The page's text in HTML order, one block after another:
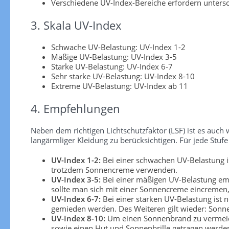
Verschiedene UV-Index-Bereiche erfordern
3. Skala UV-Index
Schwache UV-Belastung: UV-Index 1-2
Mäßige UV-Belastung: UV-Index 3-5
Starke UV-Belastung: UV-Index 6-7
Sehr starke UV-Belastung: UV-Index 8-10
Extreme UV-Belastung: UV-Index ab 11
4. Empfehlungen
Neben dem richtigen Lichtschutzfaktor (LSF) ist es
langärmliger Kleidung zu berücksichtigen. Für jede
UV-Index 1-2: Bei einer schwachen UV-
trotzdem Sonnencreme verwenden.
UV-Index 3-5: Bei einer mäßigen UV-Belastung
sollte man sich mit einer Sonnencreme
UV-Index 6-7: Bei einer starken UV-Belastung ist
gemieden werden. Des Weiteren gilt wieder:
UV-Index 8-10: Um einen Sonnenbrand zu